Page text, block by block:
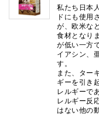
私たち日本
ドにも使用
が、欧米な
食材となり
が低い一方
イアシン、
す。
また、ター
ギーを引き
レルギーで
レルギー反
はない他の